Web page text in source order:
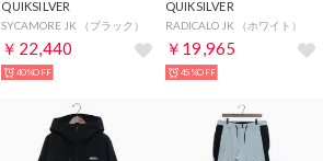
QUIKSILVER
SYCAMORE JK （ブラック）
￥22,440
40%OFF
QUIKSILVER
RADICALO JK （ホワイト）
￥19,965
45%OFF